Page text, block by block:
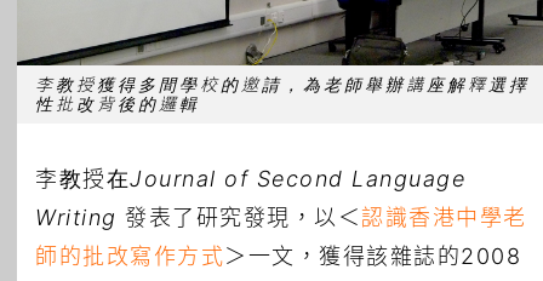
李教授獲得多間學校的邀請，為老師舉辦講座解釋選擇
性批改背後的邏輯
李教授在Journal of Second Language
Writing 發表了研究發現，以＜認識香港中學老
師的批改寫作方式＞一文，獲得該雜誌的2008